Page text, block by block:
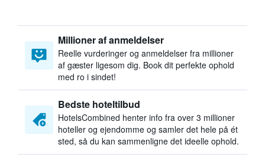
Millioner af anmeldelser
Reelle vurderinger og anmeldelser fra millioner
af gæster ligesom dig. Book dit perfekte ophold
med ro i sindet!
Bedste hoteltilbud
HotelsCombined henter info fra over 3 millioner
hoteller og ejendomme og samler det hele på ét
sted, så du kan sammenligne det ideelle ophold.